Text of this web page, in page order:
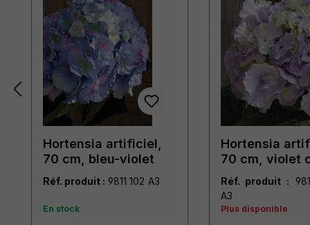
Hortensia artificiel,
70 cm, bleu-violet
Réf. produit : 9811 102 A3
En stock
Hortensia
70 cm, violet
Réf. produit :
A3
Plus disponible